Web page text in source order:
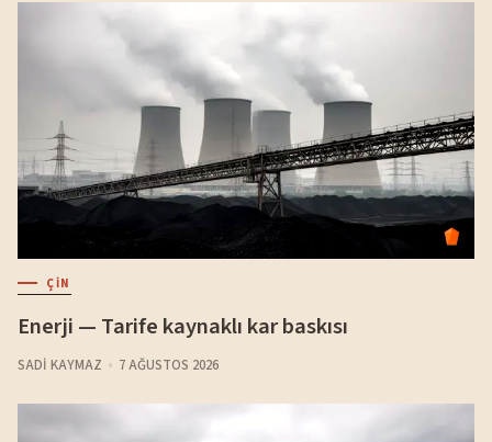
ÇIN
Enerji — Tarife kaynaklı kar baskısı
SADI KAYMAZ 7 AĞUSTOS 2026